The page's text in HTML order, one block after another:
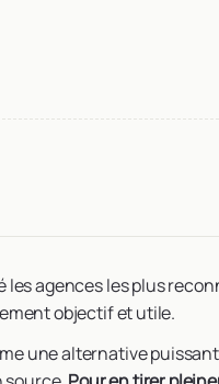
les agences les plus
objectif et utile.
une alternative